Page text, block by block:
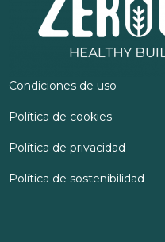
Condiciones de uso
Política de cookies
Política de privacidad
Política de sostenibilidad